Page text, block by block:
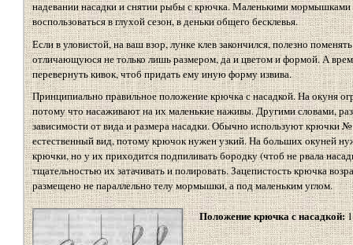
надевании насадки и снятии рыбы с крючка. Маленькими мормышками
воспользоваться в глухой сезон, в деньки общего бесклевья.
Если в уловистой, на ваш взор, лунке клев закончился, полезно
отличающуюся не только лишь размером, да и цветом и формой. А
перевернуть кивок, чтоб придать ему иную форму извива.
Принципиально правильное положение крючка с насадкой. На окуня
потому что насаживают на их маленькие наживы. Другими словами,
зависимости от вида и размера насадки. Обычно используют крючки
естественный вид, потому крючок нужен узкий. На больших окуней
крючки, но у их приходится подпиливать бородку (чтоб не рвала
тщательностью их затачивать и полировать. Зацепистость крючка
размещено не параллельно телу мормышки, а под маленьким углом.
Положение крючка с насадкой:1